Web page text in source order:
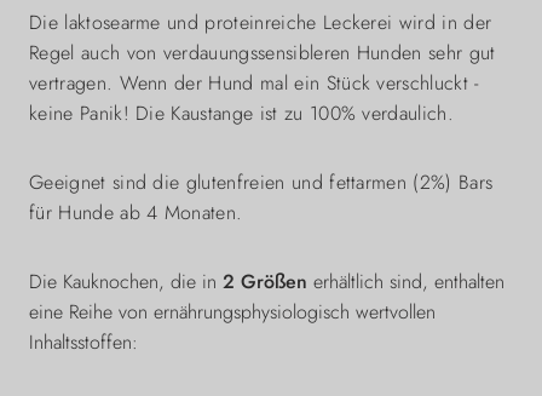
Die laktosearme und proteinreiche Leckerei wird in der
Regel auch von verdauungssensibleren Hunden sehr gut
vertragen. Wenn der Hund mal ein Stück verschluckt -
keine Panik! Die Kaustange ist zu 100% verdaulich.
Geeignet sind die glutenfreien und fettarmen (2%) Bars
für Hunde ab 4 Monaten.
Die Kauknochen, die in 2 Größen erhältlich sind, enthalten
eine Reihe von ernährungsphysiologisch wertvollen
Inhaltsstoffen: